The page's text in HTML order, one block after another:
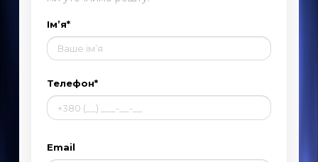
Ім’я*
Телефон*
Email